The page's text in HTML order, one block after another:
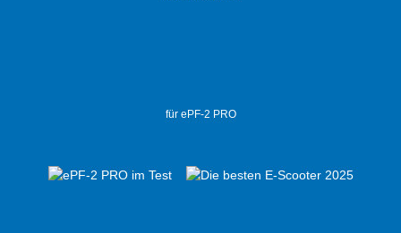
für ePF-2 PRO